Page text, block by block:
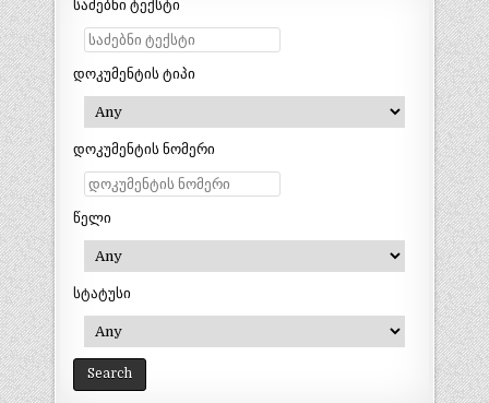
საძებნი ტექსტი
დოკუმენტის ტიპი
დოკუმენტის ნომერი
წელი
სტატუსი